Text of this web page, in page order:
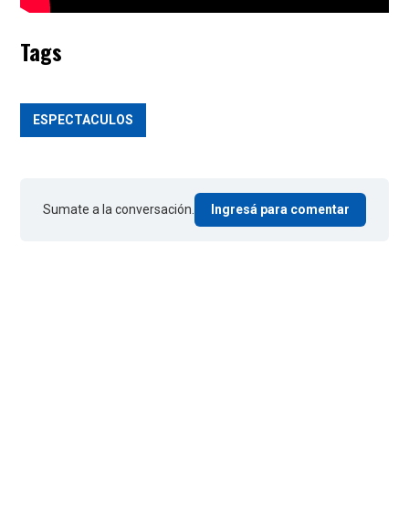
Tags
ESPECTACULOS
Sumate a la conversación. Ingresá para comentar